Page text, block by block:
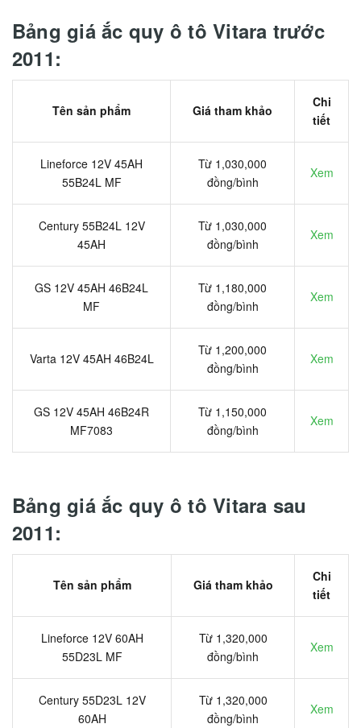
Bảng giá ắc quy ô tô Vitara trước
2011:
Tên sản phẩm Giá tham khảo
Chi
tiết
Lineforce 12V 45AH
55B24L MF
Từ 1,030,000
đồng/bình
Xem
Century 55B24L 12V
45AH
Từ 1,030,000
đồng/bình
Xem
GS 12V 45AH 46B24L
MF
Từ 1,180,000
đồng/bình
Xem
Varta 12V 45AH 46B24L
Từ 1,200,000
đồng/bình
Xem
GS 12V 45AH 46B24R
MF7083
Từ 1,150,000
đồng/bình
Xem
Bảng giá ắc quy ô tô Vitara sau
2011:
Tên sản phẩm Giá tham khảo
Chi
tiết
Lineforce 12V 60AH
55D23L MF
Từ 1,320,000
đồng/bình
Xem
Century 55D23L 12V
60AH
Từ 1,320,000
đồng/bình
Xem